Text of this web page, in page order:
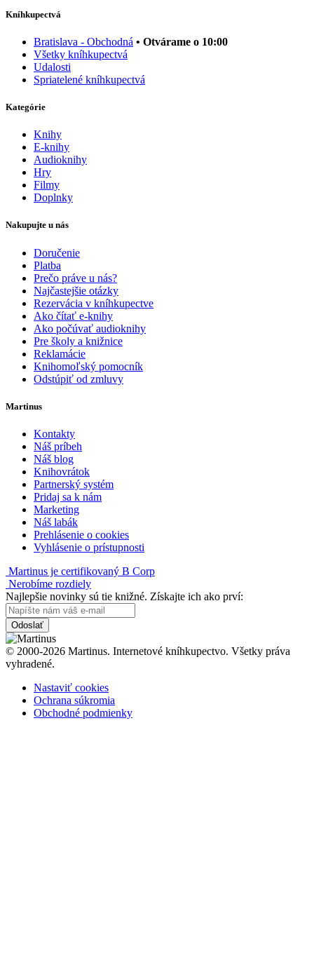
Kníhkupectvá
Bratislava - Obchodná • Otvárame o 10:00
Všetky kníhkupectvá
Udalosti
Spriatelené kníhkupectvá
Kategórie
Knihy
E-knihy
Audioknihy
Hry
Filmy
Doplnky
Nakupujte u nás
Doručenie
Platba
Prečo práve u nás?
Najčastejšie otázky
Rezervácia v kníhkupectve
Ako čítať e-knihy
Ako počúvať audioknihy
Pre školy a knižnice
Reklamácie
Knihomoľský pomocník
Odstúpiť od zmluvy
Martinus
Kontakty
Náš príbeh
Náš blog
Knihovrátok
Partnerský systém
Pridaj sa k nám
Marketing
Náš labák
Prehlásenie o cookies
Vyhlásenie o prístupnosti
Martinus je certifikovaný B Corp
Nerobíme rozdiely
Najlepšie novinky sú tie knižné. Získajte ich ako prví:
Odoslať
© 2000-2026 Martinus. Internetové kníhkupectvo. Všetky práva
vyhradené.
Nastaviť cookies
Ochrana súkromia
Obchodné podmienky